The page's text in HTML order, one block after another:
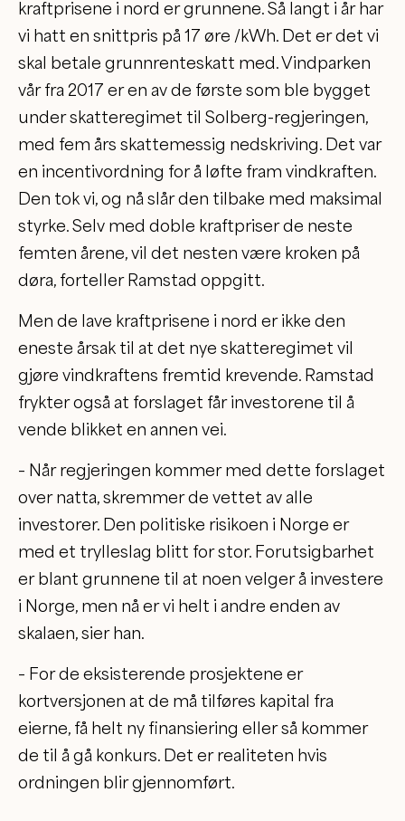
kraftprisene i nord er grunnene. Så langt i år har
vi hatt en snittpris på 17 øre /kWh. Det er det vi
skal betale grunnrenteskatt med. Vindparken
vår fra 2017 er en av de første som ble bygget
under skatteregimet til Solberg-regjeringen,
med fem års skattemessig nedskriving. Det var
en incentivordning for å løfte fram vindkraften.
Den tok vi, og nå slår den tilbake med maksimal
styrke. Selv med doble kraftpriser de neste
femten årene, vil det nesten være kroken på
døra, forteller Ramstad oppgitt.
Men de lave kraftprisene i nord er ikke den
eneste årsak til at det nye skatteregimet vil
gjøre vindkraftens fremtid krevende. Ramstad
frykter også at forslaget får investorene til å
vende blikket en annen vei.
– Når regjeringen kommer med dette forslaget
over natta, skremmer de vettet av alle
investorer. Den politiske risikoen i Norge er
med et trylleslag blitt for stor. Forutsigbarhet
er blant grunnene til at noen velger å investere
i Norge, men nå er vi helt i andre enden av
skalaen, sier han.
– For de eksisterende prosjektene er
kortversjonen at de må tilføres kapital fra
eierne, få helt ny finansiering eller så kommer
de til å gå konkurs. Det er realiteten hvis
ordningen blir gjennomført.